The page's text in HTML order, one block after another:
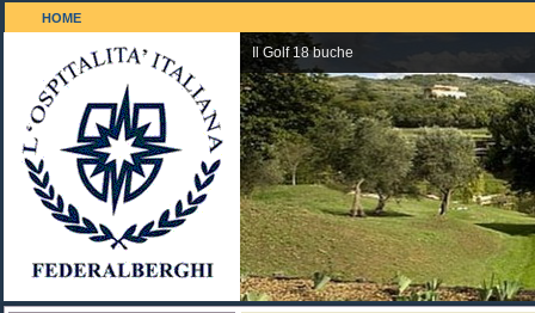
HOME
Il Golf 18 buche